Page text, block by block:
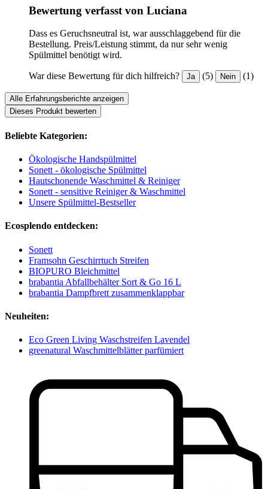
Bewertung verfasst von Luciana
Dass es Geruchsneutral ist, war ausschlaggebend für die
Bestellung. Preis/Leistung stimmt, da nur sehr wenig
Spülmittel benötigt wird.
War diese Bewertung für dich hilfreich? Ja (5) Nein (1)
Alle Erfahrungsberichte anzeigen
Dieses Produkt bewerten
Beliebte Kategorien:
Ökologische Handspülmittel
Sonett - ökologische Spülmittel
Hautschonende Waschmittel & Reiniger
Sonett - sensitive Reiniger & Waschmittel
Unsere Spülmittel-Bestseller
Ecosplendo entdecken:
Sonett
Framsohn Geschirrtuch Streifen
BIOPURO Bleichmittel
brabantia Abfallbehälter Sort & Go 16 L
brabantia Dampfbrett zusammenklappbar
Neuheiten:
Eco Green Living Waschstreifen Lavendel
greenatural Waschmittelblätter parfümiert